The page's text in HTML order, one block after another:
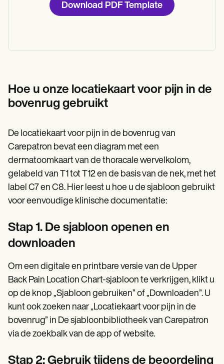
Download PDF Template
Hoe u onze locatiekaart voor pijn in de
bovenrug gebruikt
De locatiekaart voor pijn in de bovenrug van
Carepatron bevat een diagram met een
dermatoomkaart van de thoracale wervelkolom,
gelabeld van T1 tot T12 en de basis van de nek, met het
label C7 en C8. Hier leest u hoe u de sjabloon gebruikt
voor eenvoudige klinische documentatie:
Stap 1. De sjabloon openen en
downloaden
Om een digitale en printbare versie van de Upper
Back Pain Location Chart-sjabloon te verkrijgen, klikt u
op de knop „Sjabloon gebruiken” of „Downloaden”. U
kunt ook zoeken naar „Locatiekaart voor pijn in de
bovenrug” in De sjabloonbibliotheek van Carepatron
via de zoekbalk van de app of website.
Stap 2: Gebruik tijdens de beoordeling